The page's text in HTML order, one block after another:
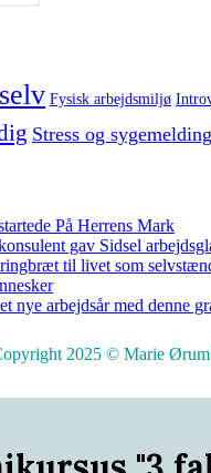
Fysisk arbejdsmiljø
Stress og sygemelding
På Herrens Mark
gav Sidsel
til livet som
nye arbejdsår med denne
2025 © Marie Ørum